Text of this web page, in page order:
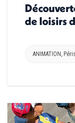
de loisirs
ANIMATION,